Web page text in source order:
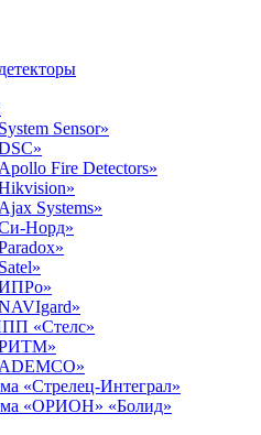
Sensor»
Fire Detectors»
Systems»
Норд»
«Стелс»
«Стрелец-Интеграл»
«ОРИОН» «Болид»